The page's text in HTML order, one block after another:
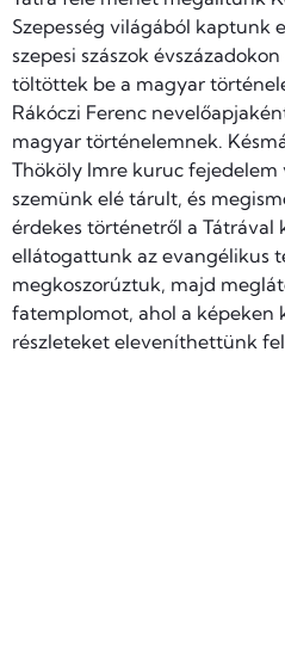
Szepesség világából kaptunk
szepesi szászok
töltöttek be a magyar
Rákóczi Ferenc
magyar történelemnek.
Thököly Imre kuruc fejedelem
szemünk elé tárult, és
érdekes történetről a Tátrával
ellátogattunk az evangélikus
megkoszorúztuk, majd
fatemplomot, ahol a képeken
részleteket eleveníthettünk